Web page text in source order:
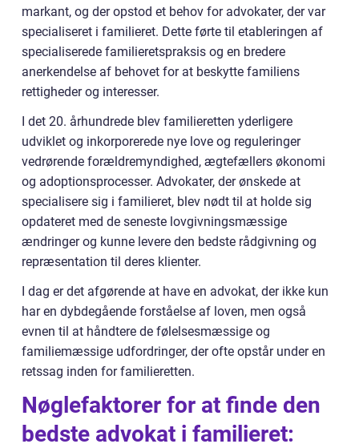
markant, og der opstod et behov for advokater, der var
specialiseret i familieret. Dette førte til etableringen af
specialiserede familieretspraksis og en bredere
anerkendelse af behovet for at beskytte familiens
rettigheder og interesser.
I det 20. århundrede blev familieretten yderligere
udviklet og inkorporerede nye love og reguleringer
vedrørende forældremyndighed, ægtefællers økonomi
og adoptionsprocesser. Advokater, der ønskede at
specialisere sig i familieret, blev nødt til at holde sig
opdateret med de seneste lovgivningsmæssige
ændringer og kunne levere den bedste rådgivning og
repræsentation til deres klienter.
I dag er det afgørende at have en advokat, der ikke kun
har en dybdegående forståelse af loven, men også
evnen til at håndtere de følelsesmæssige og
familiemæssige udfordringer, der ofte opstår under en
retssag inden for familieretten.
Nøglefaktorer for at finde den
bedste advokat i familieret: